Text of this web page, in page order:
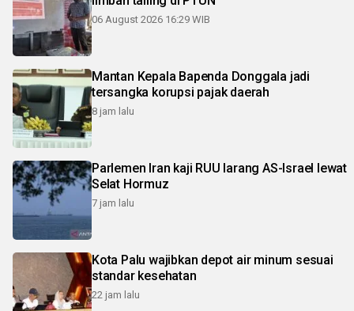
06 August 2026 16:29 WIB
Mantan Kepala Bapenda Donggala jadi
tersangka korupsi pajak daerah
8 jam lalu
Parlemen Iran kaji RUU larang AS-Israel lewat
Selat Hormuz
7 jam lalu
Kota Palu wajibkan depot air minum sesuai
standar kesehatan
22 jam lalu